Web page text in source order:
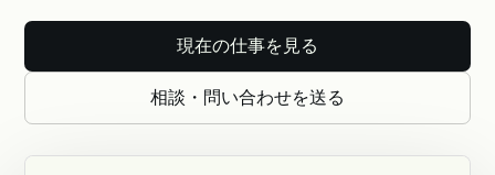
現在の仕事を見る
相談・問い合わせを送る